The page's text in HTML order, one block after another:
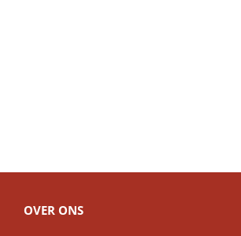
OVER ONS